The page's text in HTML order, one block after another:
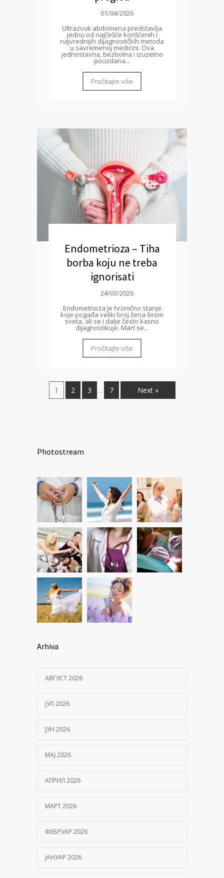
01/04/2026
Ultrazvuk abdomena predstavlja
jednu od najčešće korišćenih i
najvrednijih dijagnostičkih metoda
u savremenoj medicini. Ova
jednostavna, bezbolna i izuzetno
pouzdana...
Pročitajte više
Endometrioza – Tiha
borba koju ne treba
ignorisati
24/03/2026
Endometrioza je hronično stanje
koje pogađa veliki broj žena širom
sveta, ali se i dalje često kasno
dijagnostikuje. Mart se...
Pročitajte više
1 2 3 … 7 Next »
Photostream
Arhiva
АВГУСТ 2026
ЈУЛ 2026
ЈУН 2026
МАЈ 2026
АПРИЛ 2026
МАРТ 2026
ФЕБРУАР 2026
ЈАНУАР 2026